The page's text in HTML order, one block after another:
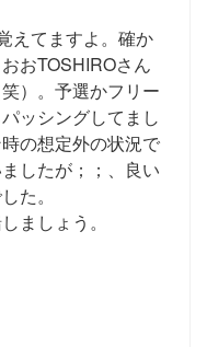
えてますよ。確か
おTOSHIROさん
）。予選かフリー
ッシングしてまし
の想定外の状況で
したが；；、良い
た。
ましょう。